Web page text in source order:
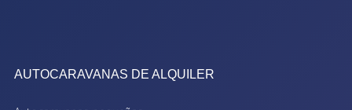
AUTOCARAVANAS DE ALQUILER